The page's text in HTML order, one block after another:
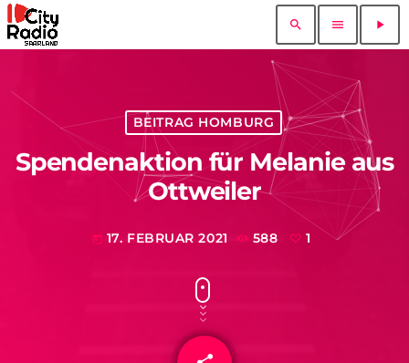
search menu play_arrow
BEITRAG HOMBURG
Spendenaktion für Melanie aus
Ottweiler
today 17. FEBRUAR 2021 588 1